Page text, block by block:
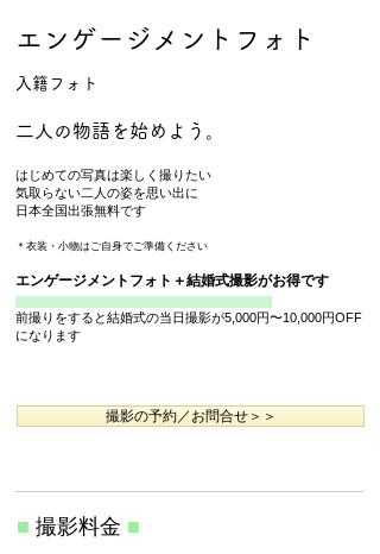
エンゲージメントフォト
入籍フォト
二人の物語を始めよう。
はじめての写真は楽しく撮りたい
気取らない二人の姿を思い出に
日本全国出張無料です
＊衣装・小物はご自身でご準備ください
エンゲージメントフォト＋結婚式撮影がお得です
前撮りをすると結婚式の当日撮影が5,000円〜10,000円OFF
になります
撮影の予約／お問合せ＞＞
■ 撮影料金 ■